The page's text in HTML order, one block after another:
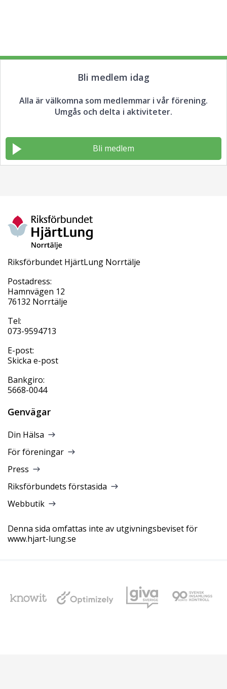
Bli medlem idag
Alla är välkomna som medlemmar i vår förening.
Umgås och delta i aktiviteter.
Bli medlem
Riksförbundet HjärtLung Norrtälje
Postadress:
Hamnvägen 12
76132 Norrtälje
Tel:
073-9594713
E-post:
Skicka e-post
Bankgiro:
5668-0044
Genvägar
Din Hälsa
För föreningar
Press
Riksförbundets förstasida
Webbutik
Denna sida omfattas inte av utgivningsbeviset för
www.hjart-lung.se